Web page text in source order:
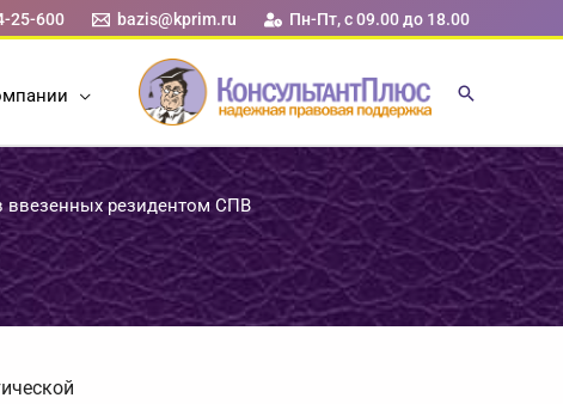
25-600 bazis@kprim.ru Пн-Пт, с 09.00 до 18.00
ввезенных резидентом СПВ